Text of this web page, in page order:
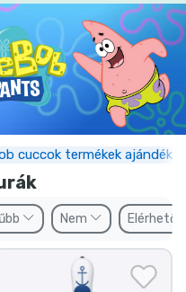
cuccok termékek ajándékok
Nem
Regisztráció